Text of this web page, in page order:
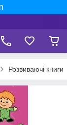
Розвиваючі книги